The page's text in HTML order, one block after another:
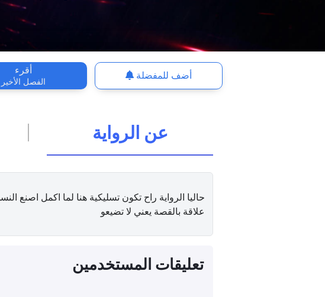
أقرء
الفصل الأخير
أضف للمفضلة
عن الرواية
حاليا الرواية راح تكون تسليكية هنا لما اكمل اصنع
علاقة بالقصة يعني لا تضيعو
تعليقات المستخدمين